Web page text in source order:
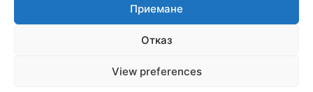
Приемане
Отказ
View preferences
FOLLOW US